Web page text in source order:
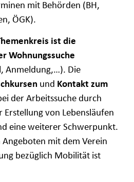
mit Behörden (BH,
ÖGK).
ist die
Wohnungssuche
Anmeldung,…). Die
und Kontakt zum
der Arbeitssuche durch
von Lebensläufen
eine weiterer Schwerpunkt.
mit dem Verein
bezüglich Mobilität ist